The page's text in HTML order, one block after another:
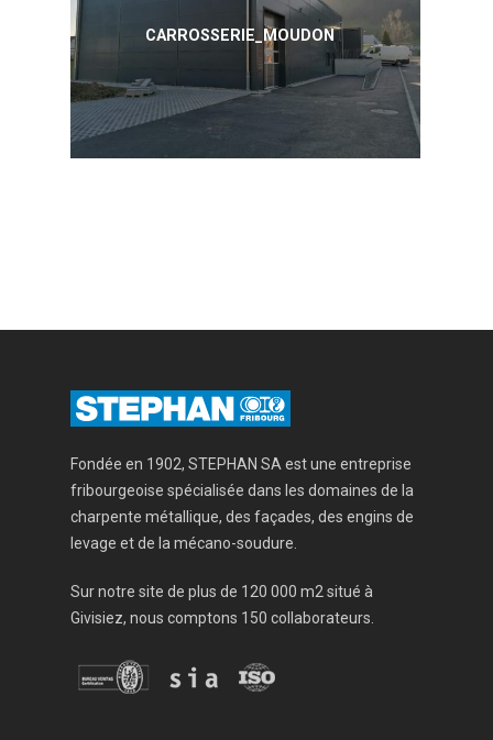
CARROSSERIE_MOUDON
Fondée en 1902, STEPHAN SA est une entreprise
fribourgeoise spécialisée dans les domaines de la
charpente métallique, des façades, des engins de
levage et de la mécano-soudure.
Sur notre site de plus de 120 000 m2 situé à
Givisiez, nous comptons 150 collaborateurs.